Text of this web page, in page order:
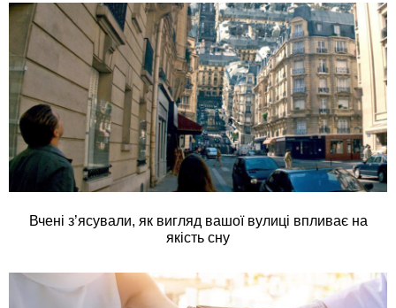
Вчені з’ясували, як вигляд вашої вулиці впливає на
якість сну